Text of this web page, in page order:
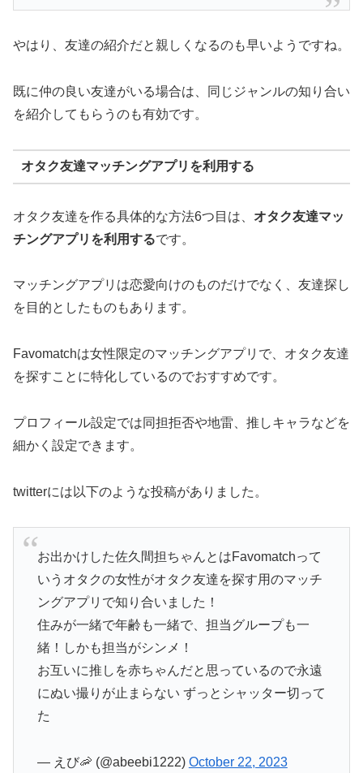
やはり、友達の紹介だと親しくなるのも早いようですね。
既に仲の良い友達がいる場合は、同じジャンルの知り合い
を紹介してもらうのも有効です。
オタク友達マッチングアプリを利用する
オタク友達を作る具体的な方法6つ目は、 オタク友達マッ
チングアプリを利用するです。
マッチングアプリは恋愛向けのものだけでなく、友達探し
を目的としたものもあります。
Favomatchは女性限定のマッチングアプリで、オタク友達
を探すことに特化しているのでおすすめです。
プロフィール設定では同担拒否や地雷、推しキャラなどを
細かく設定できます。
twitterには以下のような投稿がありました。
お出かけした佐久間担ちゃんとはFavomatchって
いうオタクの女性がオタク友達を探す用のマッチ
ングアプリで知り合いました！
住みが一緒で年齢も一緒で、担当グループも一
緒！しかも担当がシンメ！
お互いに推しを赤ちゃんだと思っているので永遠
にぬい撮りが止まらない ずっとシャッター切って
た
— えび🦐 (@abeebi1222) October 22, 2023